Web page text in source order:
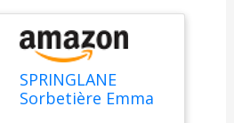
SPRINGLANE
Sorbetière Emma